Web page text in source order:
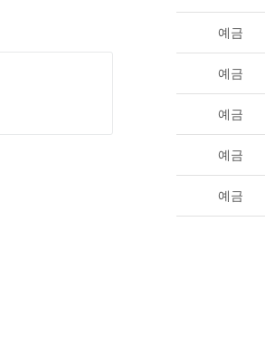
예금
예금
예금
예금
예금